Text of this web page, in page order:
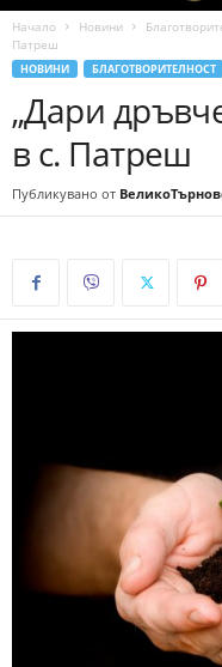
Начало Новини
Патреш
НОВИНИ БЛАГОТВОРИТЕЛНОСТ
„Дари
в с. Патреш
Публикувано от